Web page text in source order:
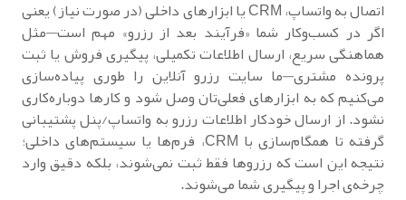
اتصال به واتساپ، CRM یا ابزارهای داخلی (در صورت نیاز) یعنی
اگر در کسب‌وکار شما «فرآیند بعد از رزرو» مهم است—مثل
هماهنگی سریع، ارسال اطلاعات تکمیلی، پیگیری فروش یا ثبت
پرونده مشتری—ما سایت رزرو آنلاین را طوری پیاده‌سازی
می‌کنیم که به ابزارهای فعلی‌تان وصل شود و کارها دوباره‌کاری
نشود. از ارسال خودکار اطلاعات رزرو به واتساپ/پنل پشتیبانی
گرفته تا همگام‌سازی با CRM، فرم‌ها یا سیستم‌های داخلی؛
نتیجه این است که رزروها فقط ثبت نمی‌شوند، بلکه دقیق وارد
چرخه‌ی اجرا و پیگیری شما می‌شوند.